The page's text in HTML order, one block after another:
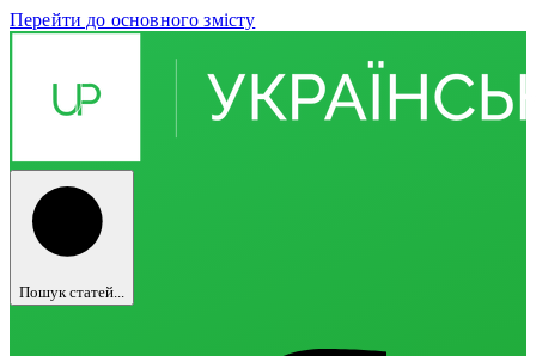
Перейти до основного змісту
Пошук статей...